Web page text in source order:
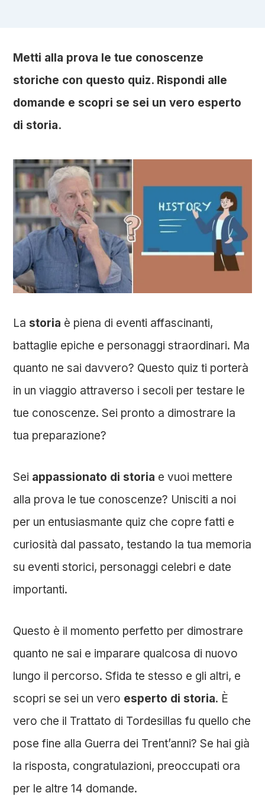
Metti alla prova le tue conoscenze
storiche con questo quiz. Rispondi alle
domande e scopri se sei un vero esperto
di storia.
La storia è piena di eventi affascinanti,
battaglie epiche e personaggi straordinari. Ma
quanto ne sai davvero? Questo quiz ti porterà
in un viaggio attraverso i secoli per testare le
tue conoscenze. Sei pronto a dimostrare la
tua preparazione?
Sei appassionato di storia e vuoi mettere
alla prova le tue conoscenze? Unisciti a noi
per un entusiasmante quiz che copre fatti e
curiosità dal passato, testando la tua memoria
su eventi storici, personaggi celebri e date
importanti.
Questo è il momento perfetto per dimostrare
quanto ne sai e imparare qualcosa di nuovo
lungo il percorso. Sfida te stesso e gli altri, e
scopri se sei un vero esperto di storia. È
vero che il Trattato di Tordesillas fu quello che
pose fine alla Guerra dei Trent’anni? Se hai già
la risposta, congratulazioni, preoccupati ora
per le altre 14 domande.